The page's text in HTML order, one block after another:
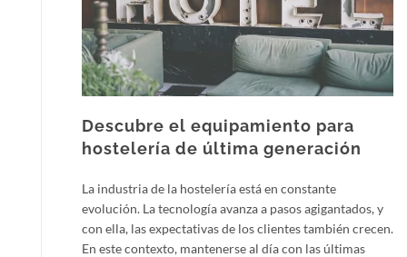
Descubre el equipamiento para
hostelería de última generación
La industria de la hostelería está en constante
evolución. La tecnología avanza a pasos agigantados, y
con ella, las expectativas de los clientes también crecen.
En este contexto, mantenerse al día con las últimas